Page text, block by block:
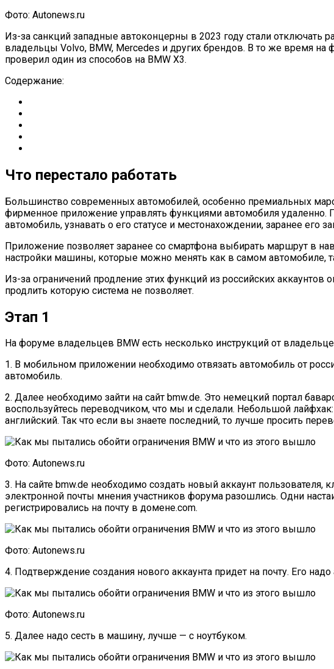
Фото: Autonews.ru
Из-за санкций западные автоконцерны в 2023 году стали отключать
владельцы Volvo, BMW, Mercedes и других брендов. В то же время
проверил один из способов на BMW X3.
Содержание:
Что перестало работать
Большинство современных автомобилей, особенно премиальных
фирменное приложение управлять функциями автомобиля
автомобиль, узнавать о его статусе и местонахождении, заранее его
Приложение позволяет заранее со смартфона выбирать маршрут в
настройки машины, которые можно менять как в самом автомобиле,
Из-за ограничений продление этих функций из российских аккаунтов
продлить которую система не позволяет.
Этап 1
На форуме владельцев BMW есть несколько инструкций от
1. В мобильном приложении необходимо отвязать автомобиль от
автомобиль.
2. Далее необходимо зайти на сайт bmw.de. Это немецкий портал
воспользуйтесь переводчиком, что мы и сделали. Небольшой
английский. Так что если вы знаете последний, то лучше просить
Фото: Autonews.ru
3. На сайте bmw.de необходимо создать новый аккаунт
электронной почты мнения участников форума разошлись. Одни
регистрировались на почту в домене.com.
Фото: Autonews.ru
4. Подтверждение создания нового аккаунта придет на почту. Его надо
Фото: Autonews.ru
5. Далее надо сесть в машину, лучше — с ноутбуком.